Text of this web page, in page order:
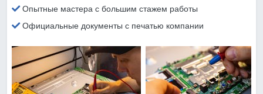
Опытные мастера с большим стажем работы
Официальные документы с печатью компании